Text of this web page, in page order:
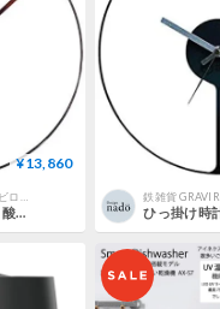
¥13,860
ひっ掛け時計 Hang 酸洗鉄